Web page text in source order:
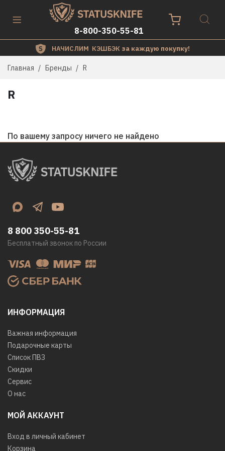
8-800-350-55-81
НАЧИСЛИМ КЭШБЭК за каждую покупку!
Главная Бренды R
R
По вашему запросу ничего не найдено
ИНФОРМАЦИЯ
Важная информация
Подарочные карты
Список ПВЗ
Скидки
Сервис
О нас
МОЙ АККАУНТ
Вход в личный кабинет
Корзина
8 800 350-55-81
Бесплатный звонок по России